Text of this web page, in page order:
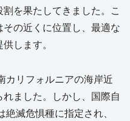
を果たしてきました。こ
の近くに位置し、最適な
します。
カリフォルニアの海岸近
ました。しかし、国際自
滅危惧種に指定され、